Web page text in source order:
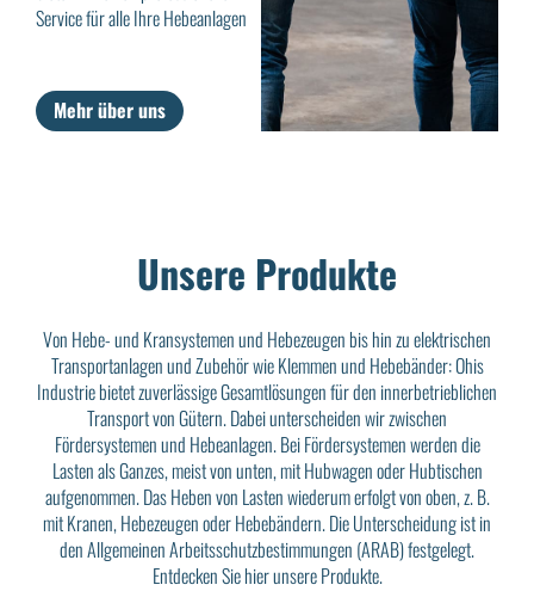
Service für alle Ihre Hebeanlagen
Mehr über uns
Unsere Produkte
Von Hebe- und Kransystemen und Hebezeugen bis hin zu elektrischen
Transportanlagen und Zubehör wie Klemmen und Hebebänder: Ohis
Industrie bietet zuverlässige Gesamtlösungen für den innerbetrieblichen
Transport von Gütern. Dabei unterscheiden wir zwischen
Fördersystemen und Hebeanlagen. Bei Fördersystemen werden die
Lasten als Ganzes, meist von unten, mit Hubwagen oder Hubtischen
aufgenommen. Das Heben von Lasten wiederum erfolgt von oben, z. B.
mit Kranen, Hebezeugen oder Hebebändern. Die Unterscheidung ist in
den Allgemeinen Arbeitsschutzbestimmungen (ARAB) festgelegt.
Entdecken Sie hier unsere Produkte.